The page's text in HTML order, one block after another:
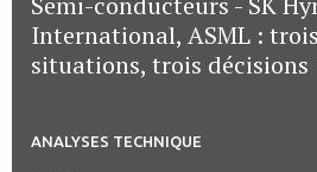
International, ASML :
situations, trois décisions
ANALYSES TECHNIQUE